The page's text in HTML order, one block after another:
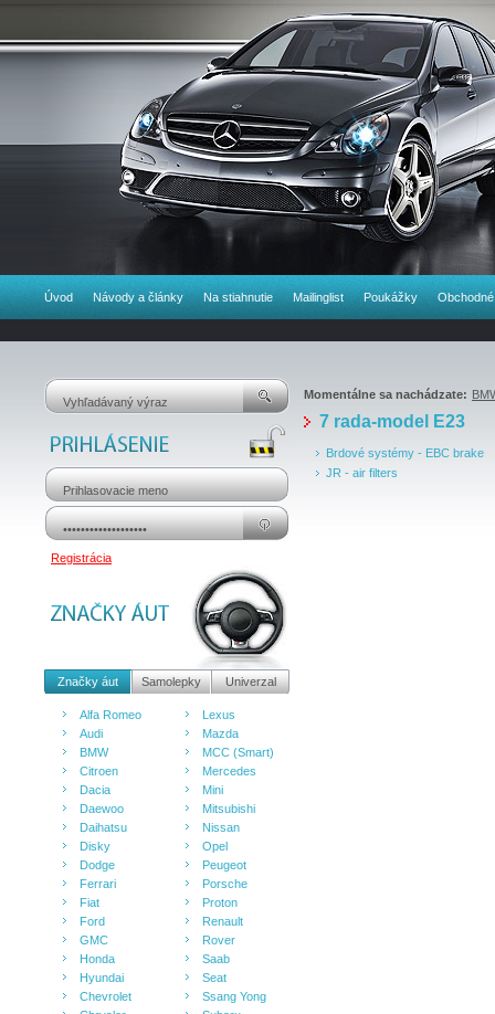
Úvod Návody a články Na stiahnutie Mailinglist Poukážky
Registrácia
Značky áut Samolepky Univerzal
Alfa Romeo
Audi
BMW
Citroen
Dacia
Daewoo
Daihatsu
Disky
Dodge
Ferrari
Fiat
Ford
GMC
Honda
Hyundai
Chevrolet
Lexus
Mazda
MCC (Smart)
Mercedes
Mini
Mitsubishi
Nissan
Opel
Peugeot
Porsche
Proton
Renault
Rover
Saab
Seat
Ssang Yong
Momentálne sa nachádzate:
7 rada-model E23
Brdové systémy - EBC brake
JR - air filters